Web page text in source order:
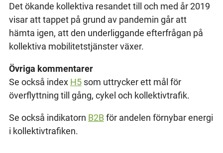
Det ökande kollektiva resandet till och med år 2019
visar att tappet på grund av pandemin går att
hämta igen, att den underliggande efterfrågan på
kollektiva mobilitetstjänster växer.
Övriga kommentarer
Se också index H5som uttrycker ett mål för
överflyttning till gång, cykel och kollektivtrafik.
Se också indikatorn B2Bför andelen förnybar energi
i kollektivtrafiken.